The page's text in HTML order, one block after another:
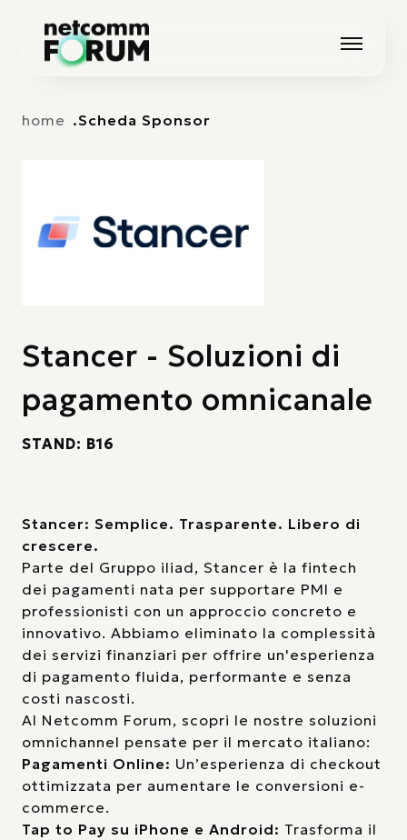
home Scheda Sponsor
Stancer - Soluzioni di
pagamento omnicanale
STAND: B16
Stancer: Semplice. Trasparente. Libero di
crescere.
Parte del Gruppo iliad, Stancer è la fintech
dei pagamenti nata per supportare PMI e
professionisti con un approccio concreto e
innovativo. Abbiamo eliminato la complessità
dei servizi finanziari per offrire un'esperienza
di pagamento fluida, performante e senza
costi nascosti.
Al Netcomm Forum, scopri le nostre soluzioni
omnichannel pensate per il mercato italiano:
Pagamenti Online: Un’esperienza di checkout
ottimizzata per aumentare le conversioni e-
commerce.
Tap to Pay su iPhone e Android: Trasforma il